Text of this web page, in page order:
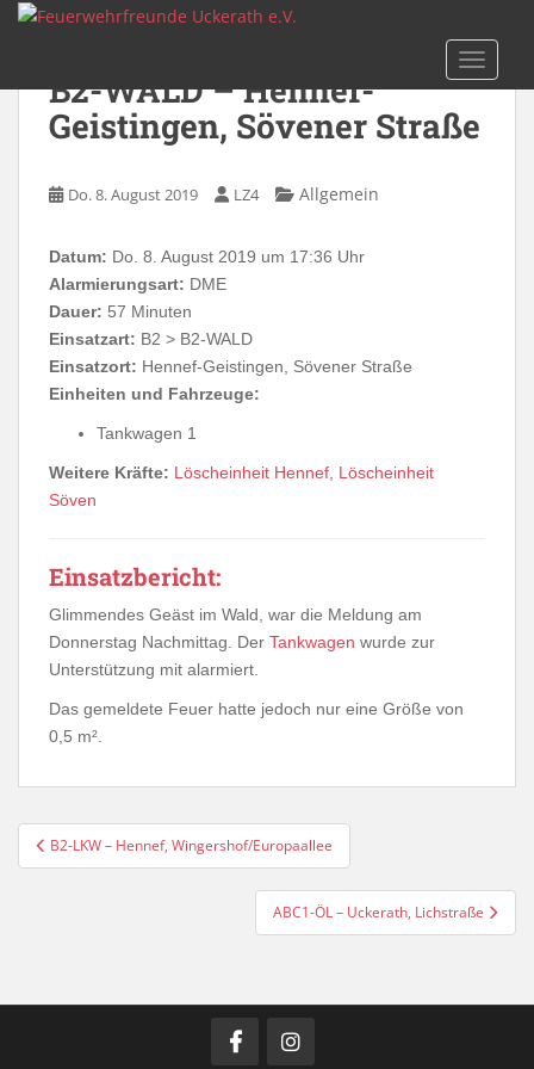
Skip to main content
B2-WALD – Hennef-
Geistingen, Sövener Straße
Do. 8. August 2019 LZ4 Allgemein
Datum: Do. 8. August 2019 um 17:36 Uhr
Alarmierungsart: DME
Dauer: 57 Minuten
Einsatzart: B2 > B2-WALD
Einsatzort: Hennef-Geistingen, Sövener Straße
Einheiten und Fahrzeuge:
Tankwagen 1
Weitere Kräfte: Löscheinheit Hennef Löscheinheit
Söven
Einsatzbericht:
Glimmendes Geäst im Wald, war die Meldung am
Donnerstag Nachmittag. Der Tankwagen wurde zur
Unterstützung mit alarmiert.
Das gemeldete Feuer hatte jedoch nur eine Größe von
0,5 m².
Beitragsnavigation
B2-LKW – Hennef, Wingershof/Europaallee
ABC1-ÖL – Uckerath, Lichstraße